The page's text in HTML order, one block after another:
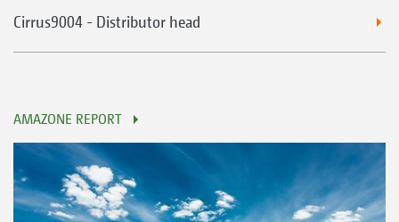
Cirrus9004 - Distributor head
AMAZONE REPORT